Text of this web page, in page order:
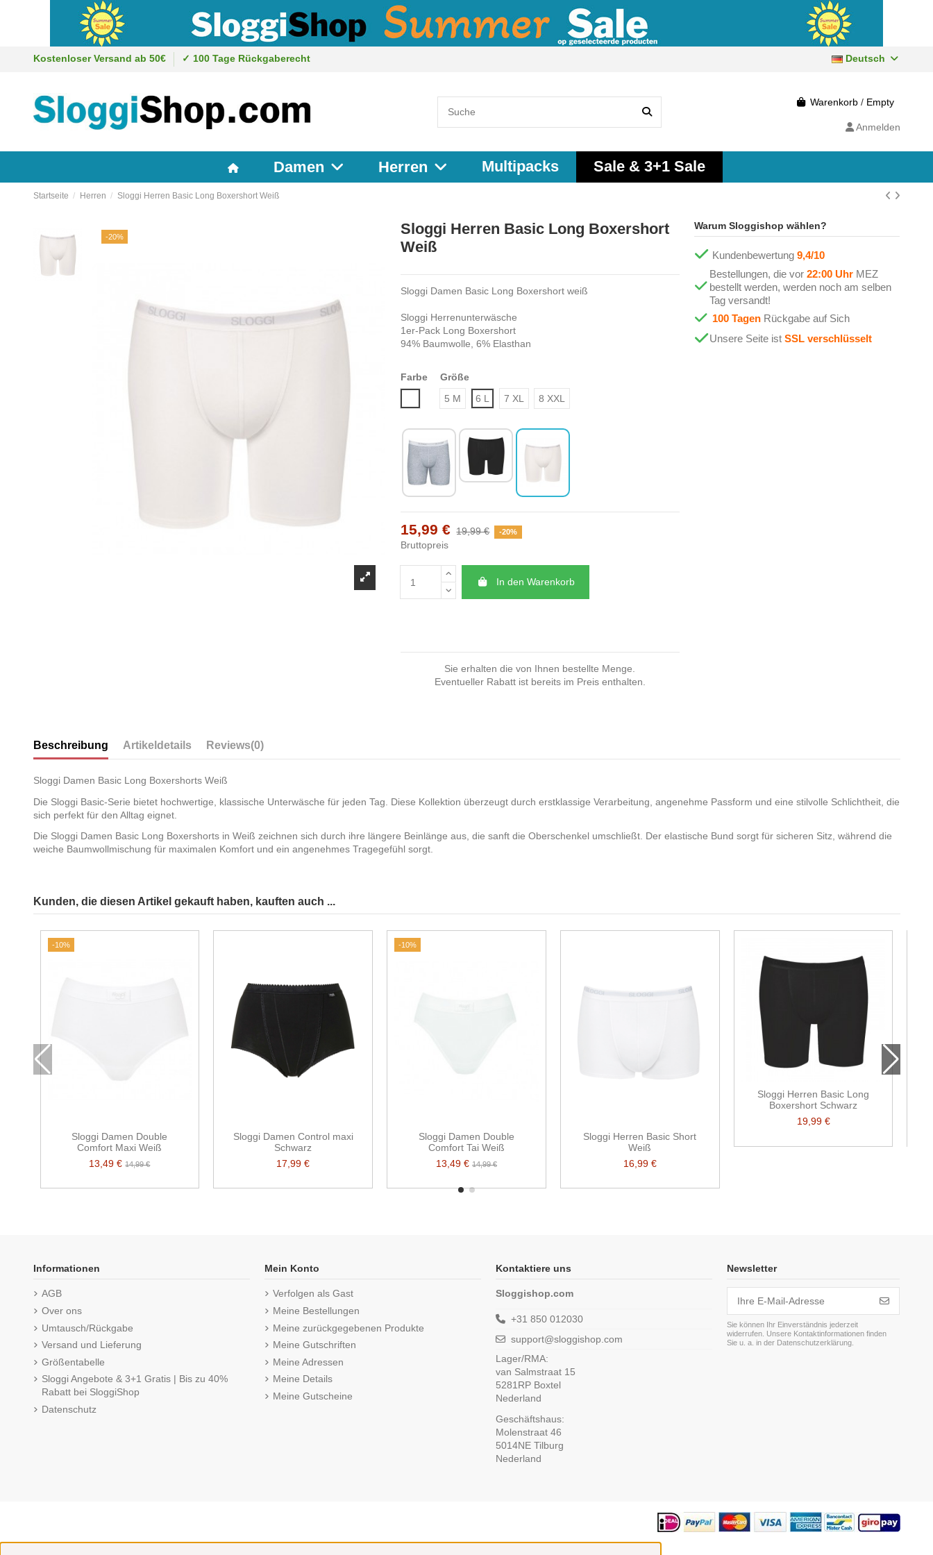
Kostenloser Versand ab 50€ ✓ 100 Tage Rückgaberecht Deutsch
Warenkorb / Empty
Anmelden
Damen Herren Multipacks Sale & 3+1 Sale
Startseite Herren Sloggi Herren Basic Long Boxershort Weiß
-20%
Sloggi Herren Basic Long Boxershort
Weiß
Sloggi Damen Basic Long Boxershort weiß
Sloggi Herrenunterwäsche
1er-Pack Long Boxershort
94% Baumwolle, 6% Elasthan
Farbe
Größe
5 M
6 L 7 XL 8 XXL
15,99 € 19,99 € -20%
Bruttopreis
In den Warenkorb
Sie erhalten die von Ihnen bestellte Menge.
Eventueller Rabatt ist bereits im Preis enthalten.
Warum Sloggishop wählen?
Kundenbewertung 9,4/10
Bestellungen, die vor 22:00 UhrMEZ
bestellt werden, werden noch am selben
Tag versandt!
100 TagenRückgabe auf Sich
Unsere Seite ist SSL verschlüsselt
Beschreibung Artikeldetails Reviews(0)
Sloggi Damen Basic Long Boxershorts Weiß
Die Sloggi Basic-Serie bietet hochwertige, klassische Unterwäsche für jeden Tag. Diese Kollektion überzeugt durch erstklassige Verarbeitung, angenehme Passform und eine stilvolle Schlichtheit, die
sich perfekt für den Alltag eignet.
Die Sloggi Damen Basic Long Boxershorts in Weiß zeichnen sich durch ihre längere Beinlänge aus, die sanft die Oberschenkel umschließt. Der elastische Bund sorgt für sicheren Sitz, während die
weiche Baumwollmischung für maximalen Komfort und ein angenehmes Tragegefühl sorgt.
Kunden, die diesen Artikel gekauft haben, kauften auch ...
-10%
Sloggi Damen Double
Comfort Maxi Weiß
13,49 €14,99 €
Sloggi Damen Control maxi
Schwarz
17,99 €
-10%
Sloggi Damen Double
Comfort Tai Weiß
13,49 € 14,99 €
Sloggi Herren Basic Short
Weiß
16,99 €
Sloggi Herren Basic Long
Boxershort Schwarz
19,99 €
Informationen
AGB
Over ons
Umtausch/Rückgabe
Versand und Lieferung
Größentabelle
Sloggi Angebote & 3+1 Gratis | Bis zu 40%
Rabatt bei SloggiShop
Datenschutz
Mein Konto
Verfolgen als Gast
Meine Bestellungen
Meine zurückgegebenen Produkte
Meine Gutschriften
Meine Adressen
Meine Details
Meine Gutscheine
Kontaktiere uns
Sloggishop.com
+31 850 012030
support@sloggishop.com
Lager/RMA:
van Salmstraat 15
5281RP Boxtel
Nederland
Geschäftshaus:
Molenstraat 46
5014NE Tilburg
Nederland
Newsletter
Sie können Ihr Einverständnis jederzeit
widerrufen. Unsere Kontaktinformationen finden
Sie u. a. in der Datenschutzerklärung.